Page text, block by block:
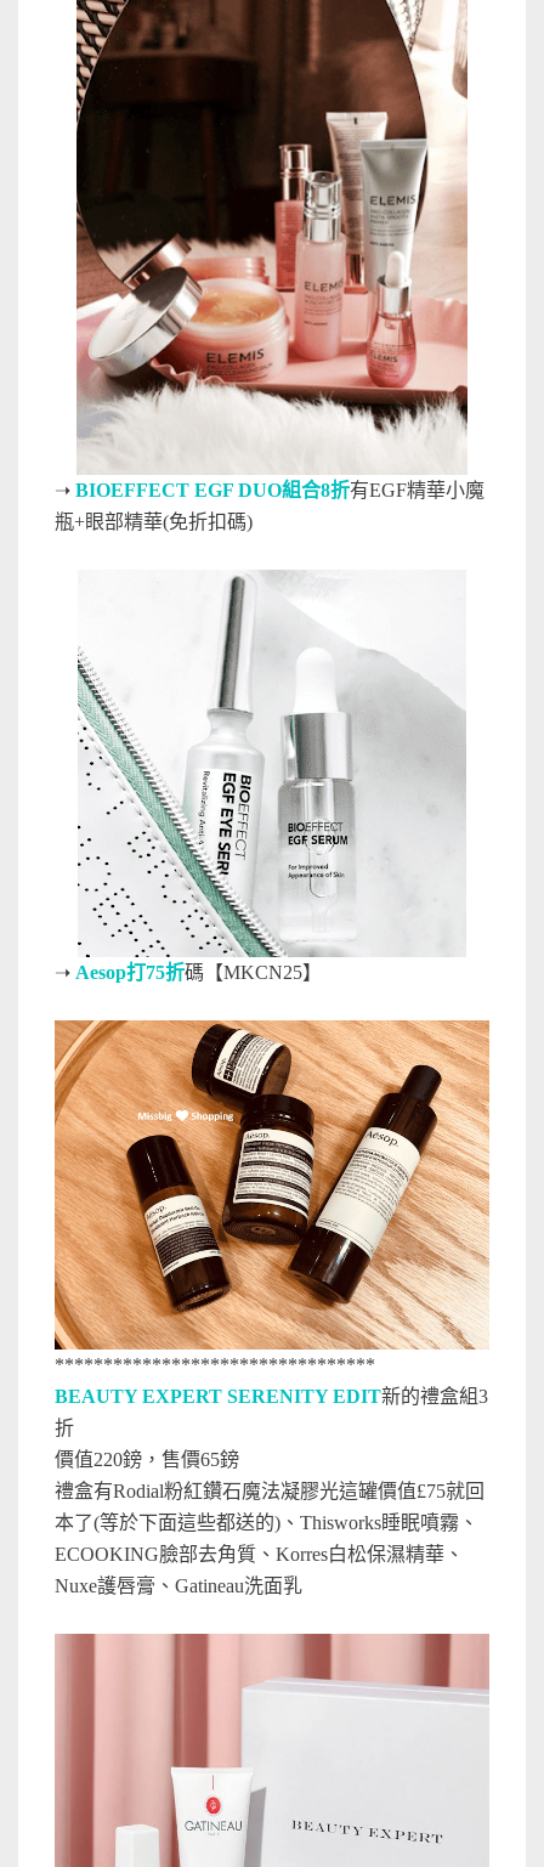
➝ BIOEFFECT EGF DUO組合8折有EGF精華小魔
瓶+眼部精華(免折扣碼)
➝ Aesop打75折碼【MKCN25】
*********************************
BEAUTY EXPERT SERENITY EDIT新的禮盒組3
折
價值220鎊，售價65鎊
禮盒有Rodial粉紅鑽石魔法凝膠光這罐價值£75就回
本了(等於下面這些都送的)、Thisworks睡眠噴霧、
ECOOKING臉部去角質、Korres白松保濕精華、
Nuxe護唇膏、Gatineau洗面乳